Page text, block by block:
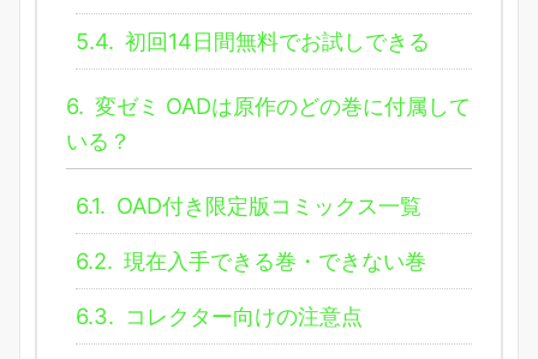
5.4. 初回14日間無料でお試しできる
6. 変ゼミ OADは原作のどの巻に付属して
いる？
6.1. OAD付き限定版コミックス一覧
6.2. 現在入手できる巻・できない巻
6.3. コレクター向けの注意点